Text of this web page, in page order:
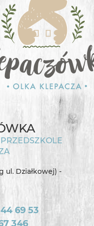
ul. Działkowej) -
69 53
346